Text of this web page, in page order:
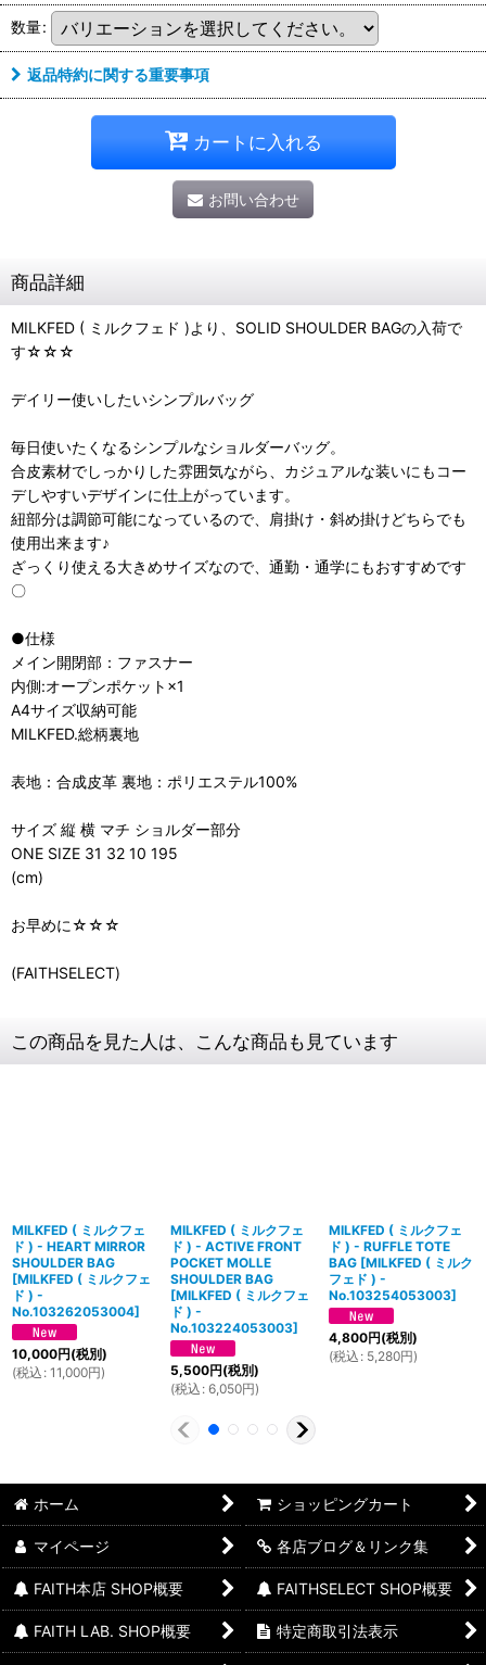
数量:
返品特約に関する重要事項
カートに入れる
お問い合わせ
商品詳細
MILKFED ( ミルクフェド )より、SOLID SHOULDER BAGの入荷で
す☆☆☆
デイリー使いしたいシンプルバッグ
毎日使いたくなるシンプルなショルダーバッグ。
合皮素材でしっかりした雰囲気ながら、カジュアルな装いにもコー
デしやすいデザインに仕上がっています。
紐部分は調節可能になっているので、肩掛け・斜め掛けどちらでも
使用出来ます♪
ざっくり使える大きめサイズなので、通勤・通学にもおすすめです
〇
●仕様
メイン開閉部：ファスナー
内側:オープンポケット×1
A4サイズ収納可能
MILKFED.総柄裏地
表地：合成皮革 裏地：ポリエステル100%
サイズ 縦 横 マチ ショルダー部分
ONE SIZE 31 32 10 195
(cm)
お早めに☆☆☆
(FAITHSELECT)
この商品を見た人は、こんな商品も見ています
MILKFED ( ミルクフェ
ド ) - HEART MIRROR
SHOULDER BAG
[MILKFED ( ミルクフェ
ド ) -
No.103262053004]
10,000円(税別)
(税込 : 11,000円)
MILKFED ( ミルクフェ
ド ) - ACTIVE FRONT
POCKET MOLLE
SHOULDER BAG
[MILKFED ( ミルクフェ
ド ) -
No.103224053003]
5,500円(税別)
(税込 : 6,050円)
MILKFED ( ミルクフェ
ド ) - RUFFLE TOTE
BAG [MILKFED ( ミルク
フェド ) -
No.103254053003]
4,800円(税別)
(税込 : 5,280円)
ホーム ショッピングカート
マイページ 各店ブログ＆リンク集
FAITH本店 SHOP概要 FAITHSELECT SHOP概要
FAITH LAB. SHOP概要 特定商取引法表示